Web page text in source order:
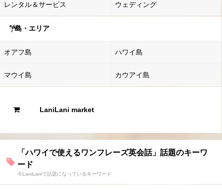
レンタル＆サービス ウェディング
島・エリア
オアフ島 ハワイ島
マウイ島 カウアイ島
LaniLani market
「ハワイで使えるワンフレーズ英会話」話題のキーワ
ード
今LaniLaniで話題になっているキーワード